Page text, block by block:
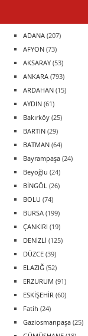
ADANA (207)
AFYON (73)
AKSARAY (53)
ANKARA (793)
ARDAHAN (15)
AYDIN (61)
Bakırköy (25)
BARTIN (29)
BATMAN (64)
Bayrampaşa (24)
Beyoğlu (24)
BİNGÖL (26)
BOLU (74)
BURSA (199)
ÇANKIRI (19)
DENİZLİ (125)
DÜZCE (39)
ELAZIĞ (52)
ERZURUM (91)
ESKİŞEHİR (60)
Fatih (24)
Gaziosmanpaşa (25)